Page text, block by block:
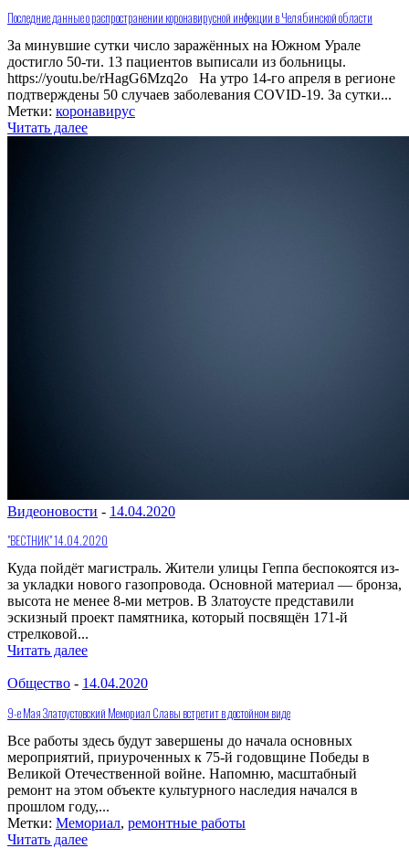
Последние данные о распространении коронавирусной инфекции в Челябинской области
За минувшие сутки число заражённых на Южном Урале
достигло 50-ти. 13 пациентов выписали из больницы.
https://youtu.be/rHagG6Mzq2o На утро 14-го апреля в регионе
подтверждены 50 случаев заболевания COVID-19. За сутки...
Метки: коронавирус
Читать далее
Видеоновости - 14.04.2020
"ВЕСТНИК" 14.04.2020
Куда пойдёт магистраль. Жители улицы Геппа беспокоятся из-
за укладки нового газопровода. Основной материал — бронза,
высота не менее 8-ми метров. В Златоусте представили
эскизный проект памятника, который посвящён 171-й
стрелковой...
Читать далее
Общество - 14.04.2020
9-е Мая Златоустовский Мемориал Славы встретит в достойном виде
Все работы здесь будут завершены до начала основных
мероприятий, приуроченных к 75-й годовщине Победы в
Великой Отечественной войне. Напомню, масштабный
ремонт на этом объекте культурного наследия начался в
прошлом году,...
Метки: Мемориал, ремонтные работы
Читать далее